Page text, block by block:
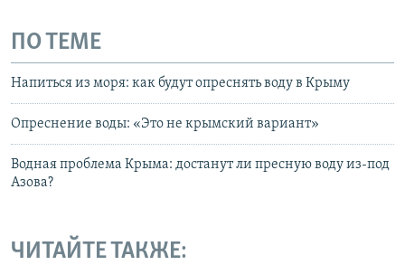
ПО ТЕМЕ
Напиться из моря: как будут опреснять воду в Крыму
Опреснение воды: «Это не крымский вариант»
Водная проблема Крыма: достанут ли пресную воду из-под
Азова?
ЧИТАЙТЕ ТАКЖЕ: